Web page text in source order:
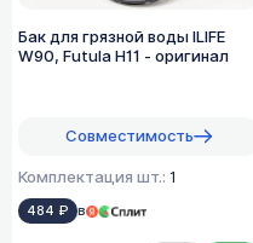
Бак для грязной воды ILIFE
W90, Futula H11 - оригинал
Совместимость
Комплектация шт.: 1
484 ₽ в